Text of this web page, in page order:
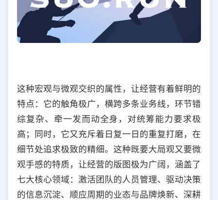
这种宏观与微观交织的属性，让经营有着鲜明的
特点：它的触角极广，横跨多条业务线，环节错
综复杂、牵一发而动全身，对统筹能力要求极
高；同时，它又充斥着日复一日的重复打磨，在
细节处追求极致的精细。这种既要大局观又要微
观手感的特质，让经营的版图极为广阔，涵盖了
七大核心领域：激活团队的人员管理、驱动决策
的信息沉淀、顺应周期的业态与品牌焕新、深耕